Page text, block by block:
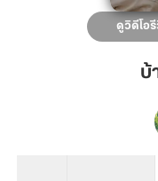
บ้านไร่
ปลาย
ดูวิดีโอ
บ้